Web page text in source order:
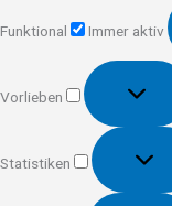
Funktional
Immer aktiv
Vorlieben
Vorlieben
Statistiken
Statistiken